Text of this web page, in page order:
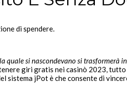
di spendere.
si nascondevano si trasformerà
giri gratis nei casinò 2023, tutto
sistema jPot è che consente di